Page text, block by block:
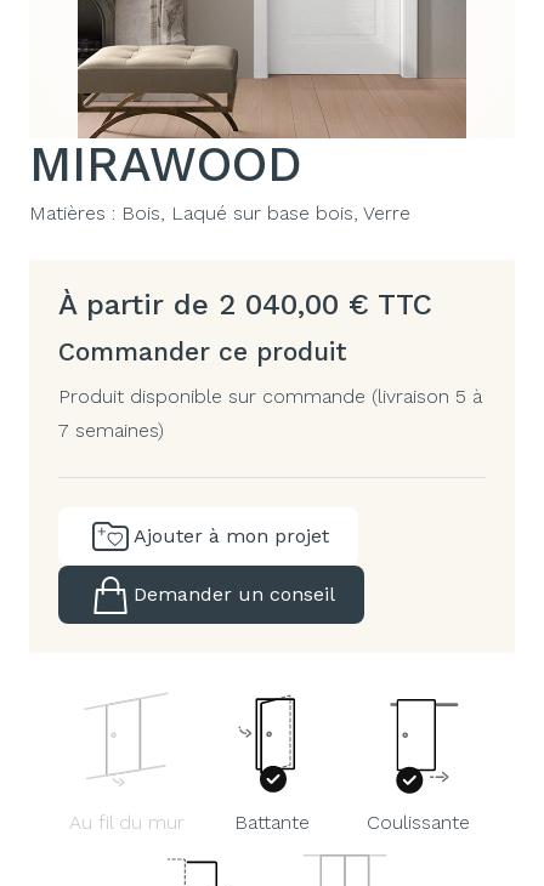
MIRAWOOD
Matières : Bois, Laqué sur base bois, Verre
À partir de 2 040,00 € TTC
Commander ce produit
Produit disponible sur commande (livraison 5 à
7 semaines)
Ajouter à mon projet
Demander un conseil
Au fil du mur Battante Coulissante